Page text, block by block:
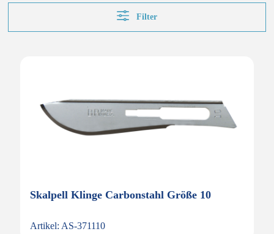
Filter
Skalpell Klinge Carbonstahl Größe 10
Artikel: AS-371110